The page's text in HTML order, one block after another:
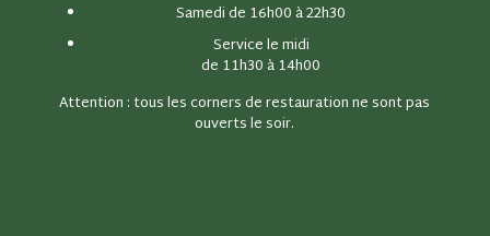
Samedi de 16h00 à 22h30
Service le midi
de 11h30 à 14h00
Attention : tous les corners de restauration ne sont pas
ouverts le soir.